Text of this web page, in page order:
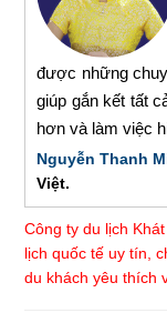
được những
giúp gắn kết tất
hơn và làm việc
Nguyễn Thanh
Việt.
Công ty du lịch
lịch quốc tế uy tín,
du khách yêu thích